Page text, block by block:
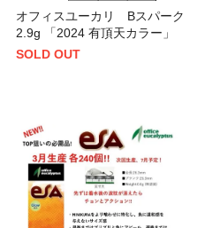
オフィスユーカリ Bスパーク
2.9g 「2024 有頂天カラー」
SOLD OUT